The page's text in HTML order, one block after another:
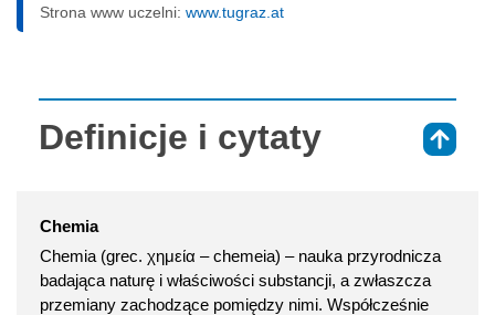
Strona www uczelni: www.tugraz.at
Definicje i cytaty
Chemia
Chemia (grec. χημεία – chemeia) – nauka przyrodnicza
badająca naturę i właściwości substancji, a zwłaszcza
przemiany zachodzące pomiędzy nimi. Współcześnie